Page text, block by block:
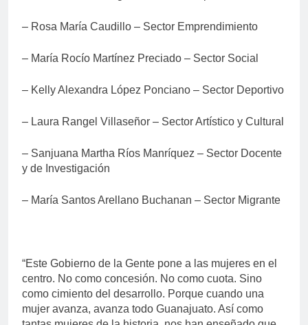
– Rosa María Caudillo – Sector Emprendimiento
– María Rocío Martínez Preciado – Sector Social
– Kelly Alexandra López Ponciano – Sector Deportivo
– Laura Rangel Villaseñor – Sector Artístico y Cultural
– Sanjuana Martha Ríos Manríquez – Sector Docente
y de Investigación
– María Santos Arellano Buchanan – Sector Migrante
“Este Gobierno de la Gente pone a las mujeres en el
centro. No como concesión. No como cuota. Sino
como cimiento del desarrollo. Porque cuando una
mujer avanza, avanza todo Guanajuato. Así como